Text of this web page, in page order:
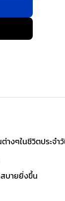
างๆในชีวิตประจำ
บายยิ่งขึ้น